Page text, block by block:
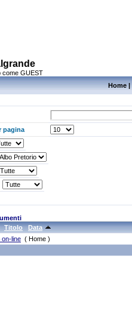
come GUEST
Home|
pagina
:Titolo
Data
on-line ( Home )